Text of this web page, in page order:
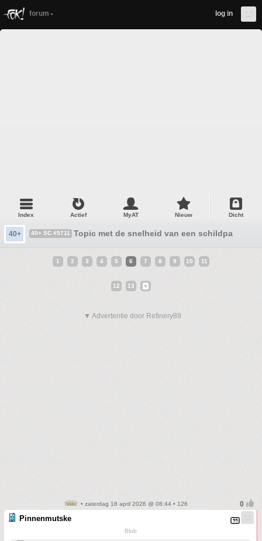
forum log in
Index Actief MyAT Nieuw Dicht
40+ 40+ SC #5711 Topic met de snelheid van een schildpad !!
1 2 3 4 5 6 7 8 9 10 11
12 13
▼ Advertentie door Refinery89
• zaterdag 18 april 2026 @ 08:44 • 126
Pinnenmutske
Blub